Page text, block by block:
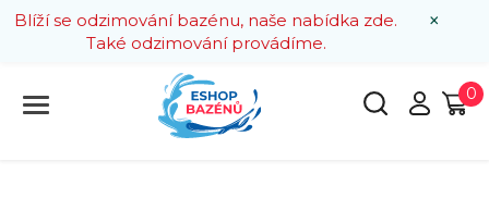
×
Blíží se odzimování bazénu, naše nabídka zde.
Také odzimování provádíme.
0